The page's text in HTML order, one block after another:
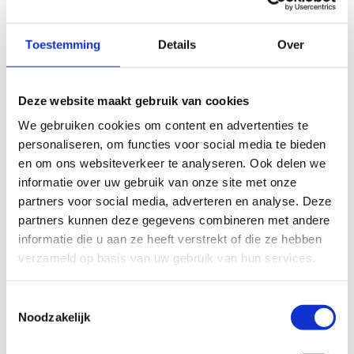
Toestemming Details Over
Deze website maakt gebruik van cookies
We gebruiken cookies om content en advertenties te
personaliseren, om functies voor social media te bieden
en om ons websiteverkeer te analyseren. Ook delen we
informatie over uw gebruik van onze site met onze
partners voor social media, adverteren en analyse. Deze
partners kunnen deze gegevens combineren met andere
informatie die u aan ze heeft verstrekt of die ze hebben
verzameld op basis van uw gebruik van hun services.
Noodzakelijk
Situeer jouw vraag geografisch (bijkomende